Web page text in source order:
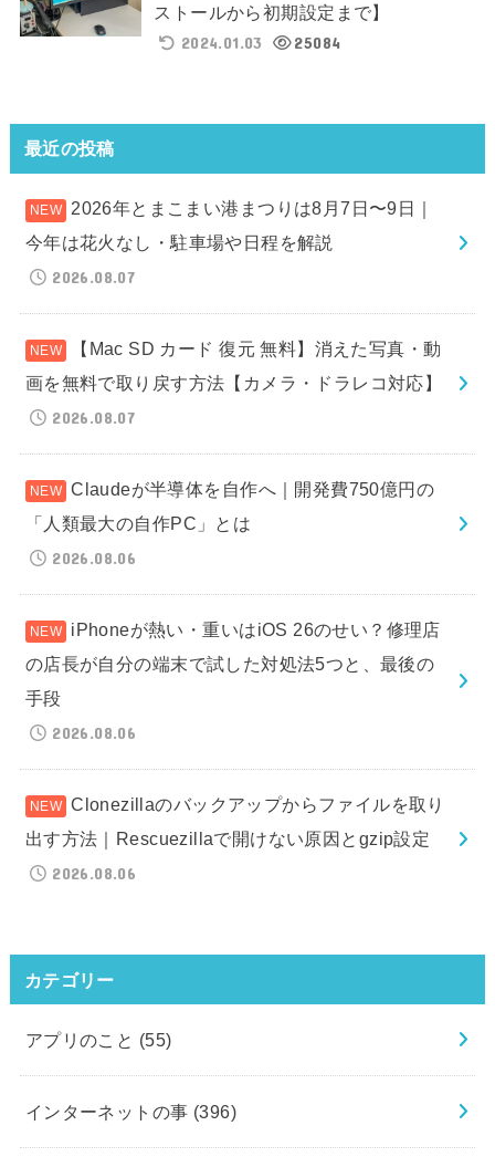
ストールから初期設定まで】
2024.01.03
25084
最近の投稿
2026年とまこまい港まつりは8月7日〜9日｜
今年は花火なし・駐車場や日程を解説
2026.08.07
【Mac SD カード 復元 無料】消えた写真・動
画を無料で取り戻す方法【カメラ・ドラレコ対応】
2026.08.07
Claudeが半導体を自作へ｜開発費750億円の
「人類最大の自作PC」とは
2026.08.06
iPhoneが熱い・重いはiOS 26のせい？修理店
の店長が自分の端末で試した対処法5つと、最後の
手段
2026.08.06
Clonezillaのバックアップからファイルを取り
出す方法｜Rescuezillaで開けない原因とgzip設定
2026.08.06
カテゴリー
アプリのこと (55)
インターネットの事 (396)